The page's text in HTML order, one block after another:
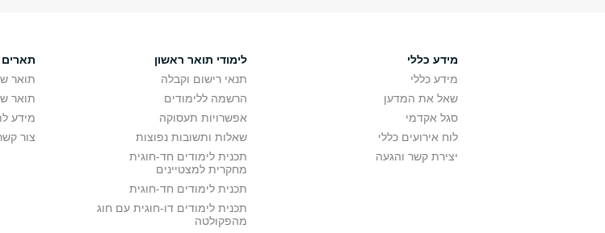
מידע כללי
מידע כללי
שאל את המדען
סגל אקדמי
לוח אירועים כללי
יצירת קשר והגעה
לימודי תואר ראשון
תנאי רישום וקבלה
הרשמה ללימודים
אפשרויות תעסוקה
שאלות ותשובות נפוצות
תכנית לימודים חד-חוגית
מחקרית למצטיינים
תכנית לימודים חד-חוגית
תכנית לימודים דו-חוגית עם חוג
מהפקולטה
תואר
תואר
מידע
צור